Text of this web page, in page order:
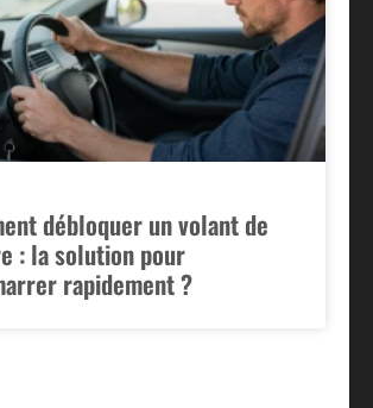
débloquer un volant de
: la solution pour
rapidement ?